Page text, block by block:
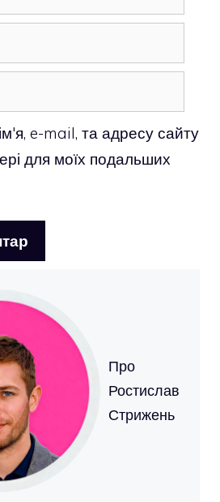
e-mail, та адресу сайту
для моїх подальших
Про
Ростислав
Стрижень